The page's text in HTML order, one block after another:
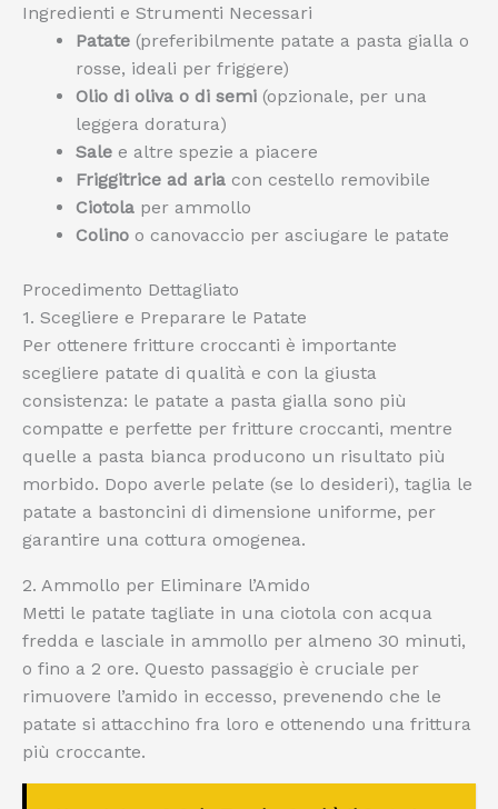
Ingredienti e Strumenti Necessari
Patate (preferibilmente patate a pasta gialla o
rosse, ideali per friggere)
Olio di oliva o di semi (opzionale, per una
leggera doratura)
Sale e altre spezie a piacere
Friggitrice ad aria con cestello removibile
Ciotola per ammollo
Colino o canovaccio per asciugare le patate
Procedimento Dettagliato
1. Scegliere e Preparare le Patate
Per ottenere fritture croccanti è importante
scegliere patate di qualità e con la giusta
consistenza: le patate a pasta gialla sono più
compatte e perfette per fritture croccanti, mentre
quelle a pasta bianca producono un risultato più
morbido. Dopo averle pelate (se lo desideri), taglia le
patate a bastoncini di dimensione uniforme, per
garantire una cottura omogenea.
2. Ammollo per Eliminare l’Amido
Metti le patate tagliate in una ciotola con acqua
fredda e lasciale in ammollo per almeno 30 minuti,
o fino a 2 ore. Questo passaggio è cruciale per
rimuovere l’amido in eccesso, prevenendo che le
patate si attacchino fra loro e ottenendo una frittura
più croccante.